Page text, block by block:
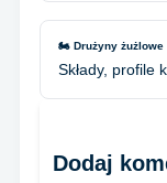
🏍️ Drużyny żużlowe
Składy, profile
Dodaj